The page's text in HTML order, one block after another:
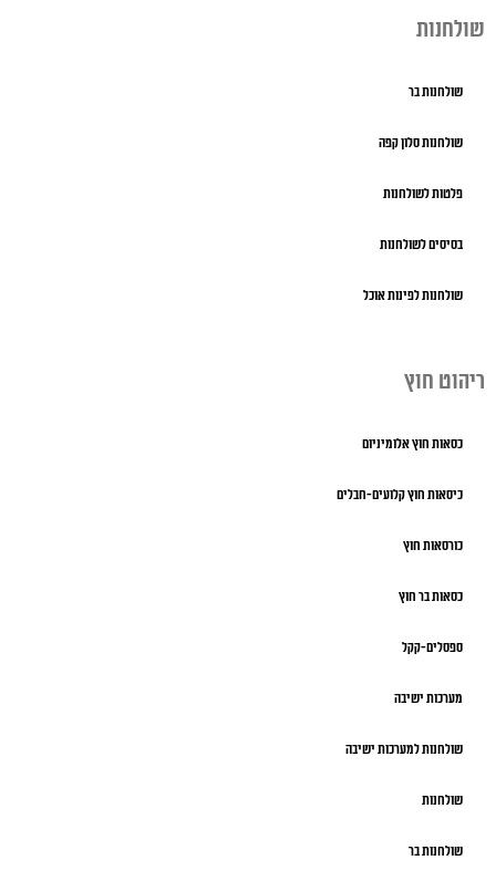
שולחנות
שולחנות בר
שולחנות סלון קפה
פלטות לשולחנות
בסיסים לשולחנות
שולחנות לפינות אוכל
ריהוט חוץ
כסאות חוץ אלומיניום
כיסאות חוץ קלועים-חבלים
כורסאות חוץ
כסאות בר חוץ
ספסלים-קקל
מערכות ישיבה
שולחנות למערכות ישיבה
שולחנות
שולחנות בר